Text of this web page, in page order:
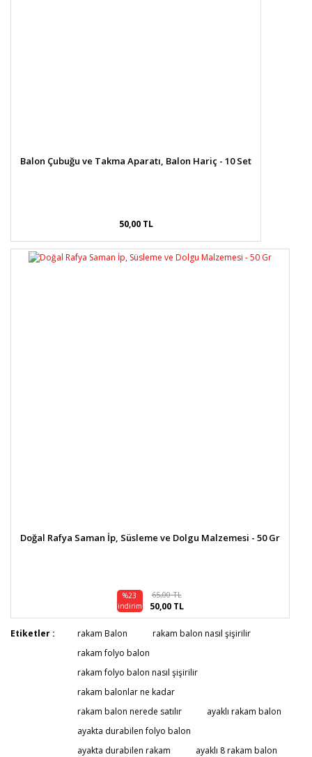
Balon Çubuğu ve Takma Aparatı, Balon Hariç - 10 Set
50,00 TL
Doğal Rafya Saman İp, Süsleme ve Dolgu Malzemesi - 50 Gr
%23
indirim
65,00 TL
50,00 TL
Etiketler : rakam Balon
rakam balon nasıl şişirilir
rakam folyo balon
rakam folyo balon nasıl şişirilir
rakam balonlar ne kadar
rakam balon nerede satılır
ayaklı rakam balon
ayakta durabilen folyo balon
ayakta durabilen rakam
ayaklı 8 rakam balon